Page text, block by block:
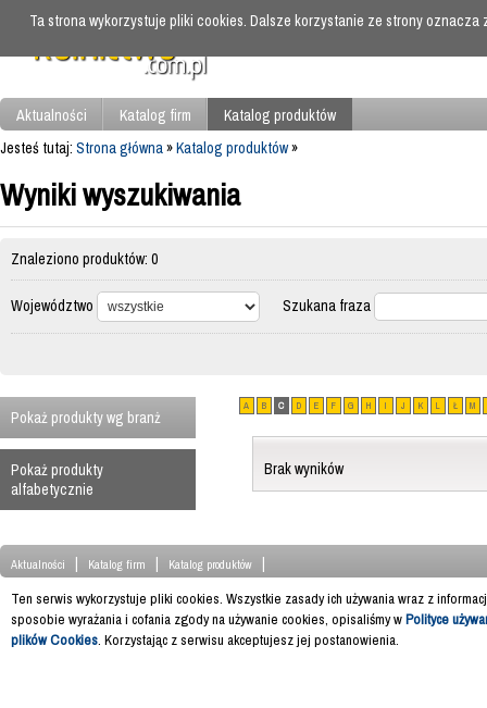
Aktualności Katalog firm
Katalog produktów
Jesteś tutaj: Strona główna»Katalog produktów»
Wyniki wyszukiwania
Znaleziono produktów: 0
Województwo Szukana fraza
Pokaż produkty wg branż
Pokaż produkty
alfabetycznie
A B C D E F G H I J K L Ł M
Brak wyników
Aktualności | Katalog firm | Katalog produktów
|
Ten serwis wykorzystuje pliki cookies. Wszystkie zasady ich używania wraz z
sposobie wyrażania i cofania zgody na używanie cookies, opisaliśmy wPolityce
plików Cookies. Korzystając z serwisu akceptujesz jej postanowienia.
Ta strona wykorzystuje pliki cookies. Dalsze korzystanie ze strony